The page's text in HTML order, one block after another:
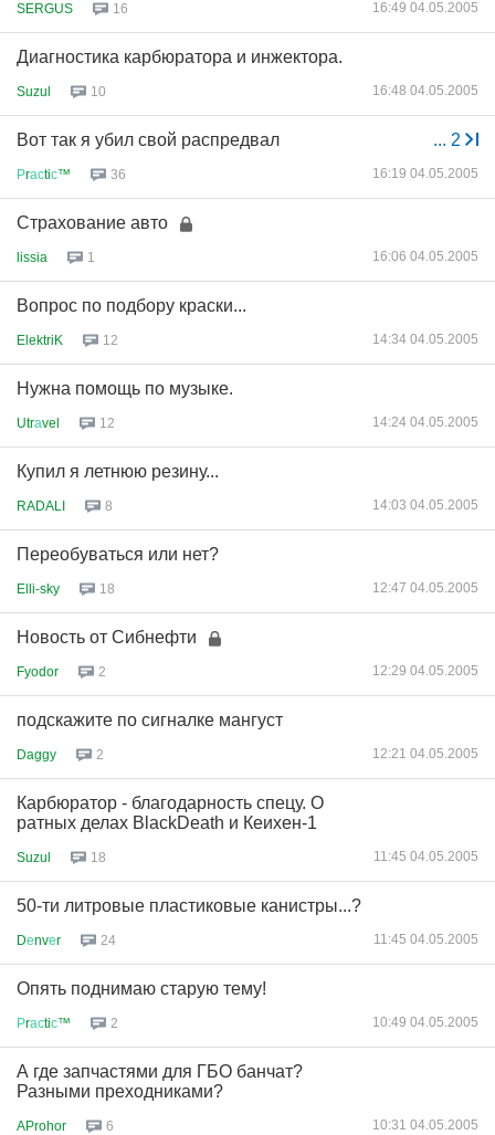
SERGUS 16 16:49 04.05.2005
Диагностика карбюратора и инжектора.
Suzul 10 16:48 04.05.2005
... 2
Вот так я убил свой распредвал
Рrасtiс™ 36 16:19 04.05.2005
Страхование авто
lissia 1 16:06 04.05.2005
Вопрос по подбору краски...
ElektriK 12 14:34 04.05.2005
Нужна помощь по музыке.
Utrаvel 12 14:24 04.05.2005
Купил я летнюю резину...
RADALI 8 14:03 04.05.2005
Переобуваться или нет?
Elli-sky 18 12:47 04.05.2005
Новость от Сибнефти
Fyodor 2 12:29 04.05.2005
подскажите по сигналке мангуст
Daggy 2 12:21 04.05.2005
Карбюратор - благодарность спецу. О
ратных делах BlackDeath и Кеихен-1
Suzul 18 11:45 04.05.2005
50-ти литровые пластиковые канистры...?
Dеnvеr 24 11:45 04.05.2005
Опять поднимаю старую тему!
Рrасtiс™ 2 10:49 04.05.2005
А где запчастями для ГБО банчат?
Разными преходниками?
AProhor 6 10:31 04.05.2005